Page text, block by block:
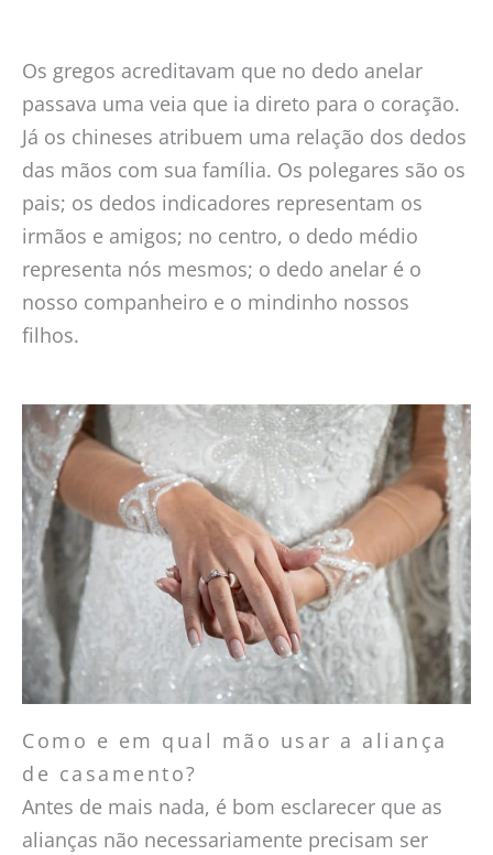
Os gregos acreditavam que no dedo anelar
passava uma veia que ia direto para o coração.
Já os chineses atribuem uma relação dos dedos
das mãos com sua família. Os polegares são os
pais; os dedos indicadores representam os
irmãos e amigos; no centro, o dedo médio
representa nós mesmos; o dedo anelar é o
nosso companheiro e o mindinho nossos
filhos.
Como e em qual mão usar a aliança
de casamento?
Antes de mais nada, é bom esclarecer que as
alianças não necessariamente precisam ser